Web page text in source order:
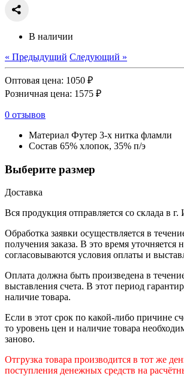
В наличии
« Предыдущий Следующий »
Оптовая цена: 1050 ₽
Розничная цена: 1575 ₽
0 отзывов
Материал Футер 3-х нитка фламли
Состав 65% хлопок, 35% п/э
Выберите размер
Доставка
Вся продукция отправляется со склада в г.
Обработка заявки осуществляется в
получения заказа. В это время уточняется
согласовываются условия оплаты и
Оплата должна быть произведена в
выставления счета. В этот период
наличие товара.
Если в этот срок по какой-либо причине
то уровень цен и наличие товара
заново.
Отгрузка товара производится в тот же
поступления денежных средств на